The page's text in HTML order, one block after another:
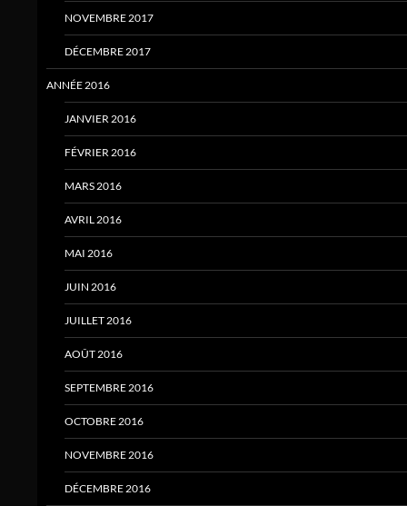
NOVEMBRE 2017
DÉCEMBRE 2017
ANNÉE 2016
JANVIER 2016
FÉVRIER 2016
MARS 2016
AVRIL 2016
MAI 2016
JUIN 2016
JUILLET 2016
AOÛT 2016
SEPTEMBRE 2016
OCTOBRE 2016
NOVEMBRE 2016
DÉCEMBRE 2016